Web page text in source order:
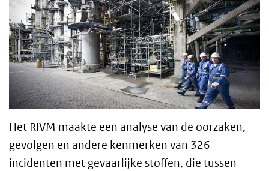
Het RIVM maakte een analyse van de oorzaken,
gevolgen en andere kenmerken van 326
incidenten met gevaarlijke stoffen, die tussen